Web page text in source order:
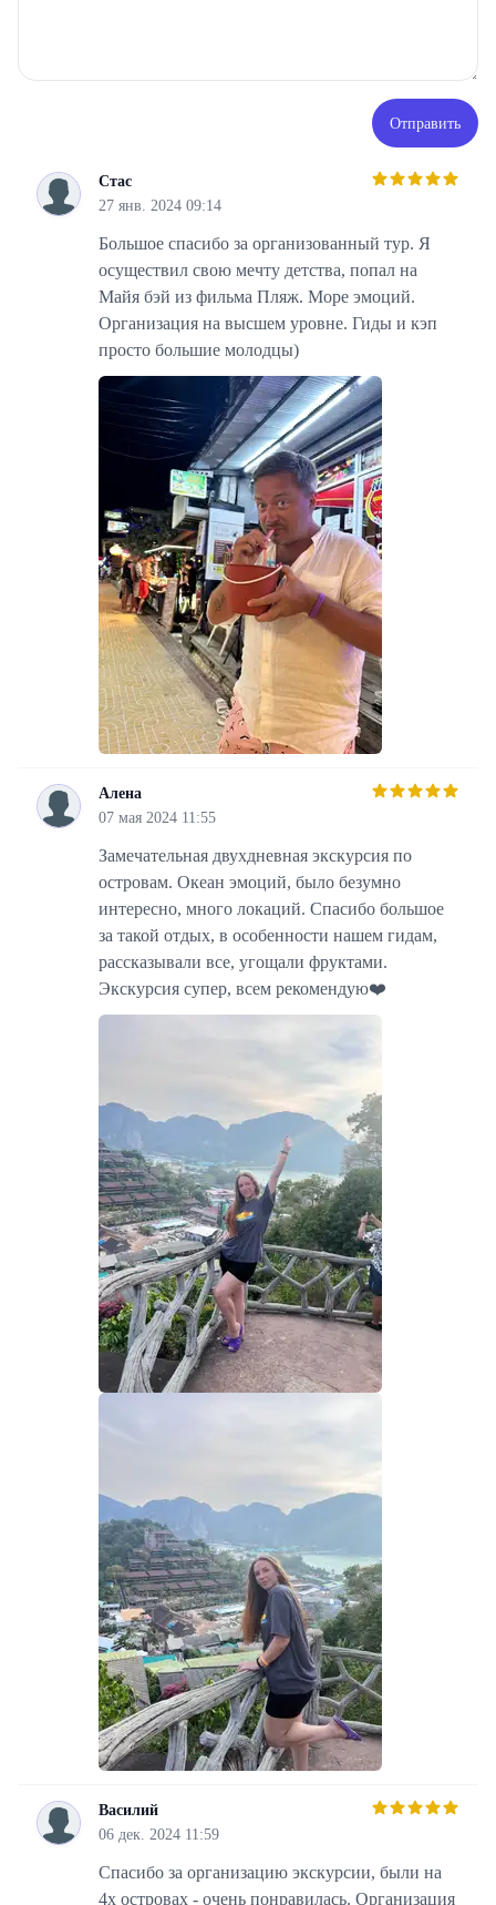
Отправить
С
Стас
27 янв. 2024 09:14
Большое спасибо за организованный тур. Я
осуществил свою мечту детства, попал на
Майя бэй из фильма Пляж. Море эмоций.
Организация на высшем уровне. Гиды и кэп
просто большие молодцы)
А
Алена
07 мая 2024 11:55
Замечательная двухдневная экскурсия по
островам. Океан эмоций, было безумно
интересно, много локаций. Спасибо большое
за такой отдых, в особенности нашем гидам,
рассказывали все, угощали фруктами.
Экскурсия супер, всем рекомендую❤️
В
Василий
06 дек. 2024 11:59
Спасибо за организацию экскурсии, были на
4х островах - очень понравилась. Организация